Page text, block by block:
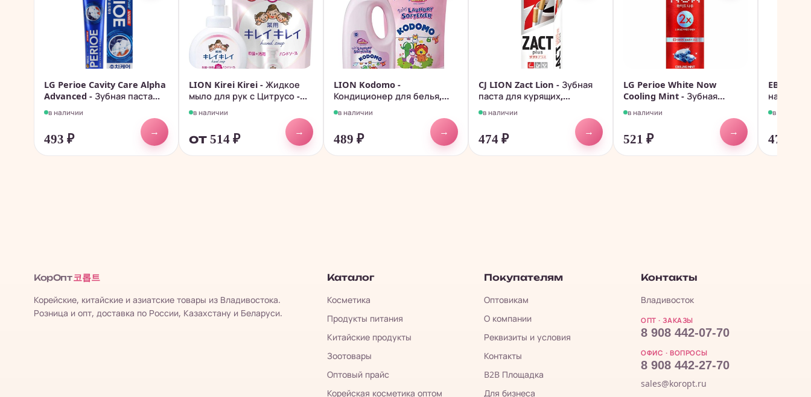
LG Perioe Cavity Care Alpha
Advanced - Зубная паста...
в наличии
493 ₽
→
LION Kirei Kirei - Жидкое
мыло для рук с Цитрусо -...
в наличии
от 514 ₽
→
LION Kodomo -
Кондиционер для белья,
для детских вещей
в наличии
489 ₽
→
CJ LION Zact Lion - Зубная
паста для курящих,...
в наличии
474 ₽
→
LG Perioe White Now
Cooling Mint - Зубная
паста...
в наличии
521 ₽
→
EBISU
ворса с...
в наличии
470
КорОпт 코롭트
Корейские, китайские и азиатские товары из Владивостока.
Розница и опт, доставка по России, Казахстану и Беларуси.
Каталог
Косметика
Продукты питания
Китайские продукты
Зоотовары
Оптовый прайс
Корейская косметика оптом
Покупателям
Оптовикам
О компании
Реквизиты и условия
Контакты
B2B Площадка
Для бизнеса
Контакты
Владивосток
ОПТ · ЗАКАЗЫ
8 908 442-07-70
ОФИС · ВОПРОСЫ
8 908 442-27-70
sales@koropt.ru